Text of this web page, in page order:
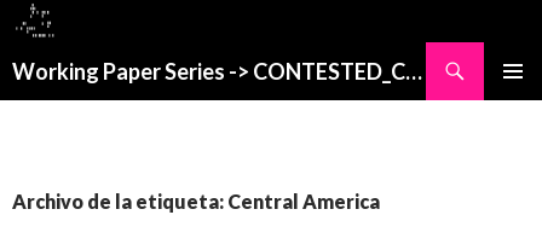
Working Paper Series -> CONTESTED_CITIES
Archivo de la etiqueta: Central America